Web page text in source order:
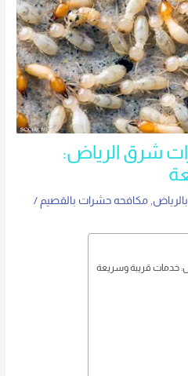
شرق الرياض:
,مكافحه حشرات بالقصيم /
خدمات قريبة وسريعة